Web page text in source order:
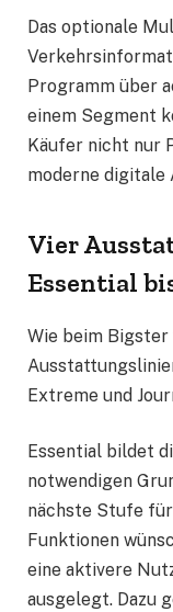
Das optionale
Programm über
einem Segment
Käufer nicht nur
moderne digitale
Vier
Essential
Wie beim Bigster
Extreme und
Essential bildet
notwendigen
nächste Stufe
Funktionen
eine aktivere
ausgelegt. Dazu